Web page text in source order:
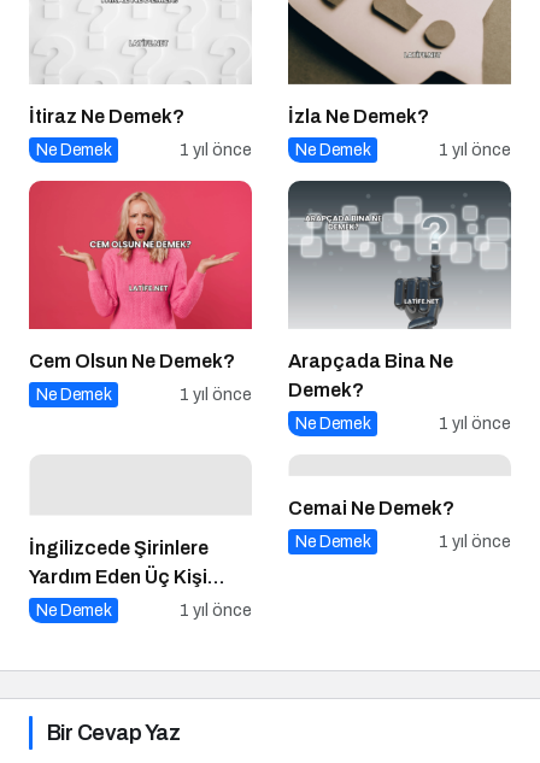
İtiraz Ne Demek?
Ne Demek 1 yıl önce
İzla Ne Demek?
Ne Demek 1 yıl önce
Cem Olsun Ne Demek?
Ne Demek 1 yıl önce
Arapçada Bina Ne
Demek?
Ne Demek 1 yıl önce
İngilizcede Şirinlere
Yardım Eden Üç Kişi
Vardır Ne Demek?
Ne Demek 1 yıl önce
Cemai Ne Demek?
Ne Demek 1 yıl önce
Bir Cevap Yaz